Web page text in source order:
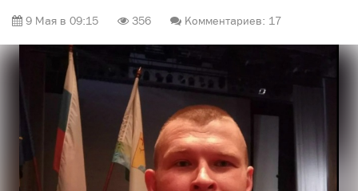
9 Мая в 09:15 356 Комментариев: 17